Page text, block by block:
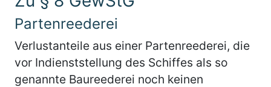
Partenreederei
Verlustanteile aus einer Partenreederei, die
vor Indienststellung des Schiffes als so
genannte Baureederei noch keinen